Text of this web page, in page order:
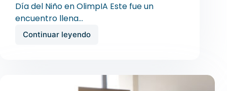
Día del Niño en OlimpIA Este fue un
encuentro llena…
Continuar leyendo